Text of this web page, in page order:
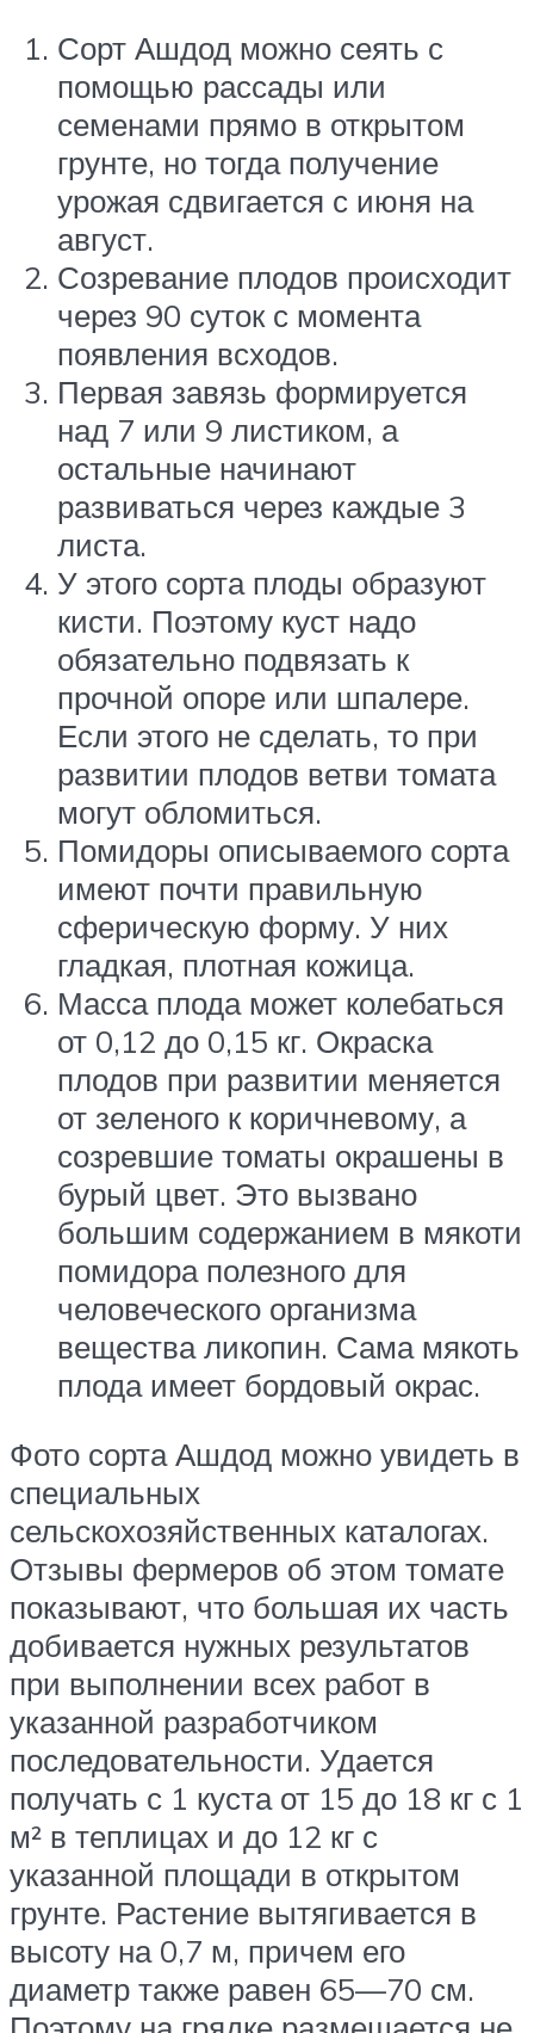
Сорт Ашдод можно сеять с
помощью рассады или
семенами прямо в открытом
грунте, но тогда получение
урожая сдвигается с июня на
август.
Созревание плодов происходит
через 90 суток с момента
появления всходов.
Первая завязь формируется
над 7 или 9 листиком, а
остальные начинают
развиваться через каждые 3
листа.
У этого сорта плоды образуют
кисти. Поэтому куст надо
обязательно подвязать к
прочной опоре или шпалере.
Если этого не сделать, то при
развитии плодов ветви томата
могут обломиться.
Помидоры описываемого сорта
имеют почти правильную
сферическую форму. У них
гладкая, плотная кожица.
Масса плода может колебаться
от 0,12 до 0,15 кг. Окраска
плодов при развитии меняется
от зеленого к коричневому, а
созревшие томаты окрашены в
бурый цвет. Это вызвано
большим содержанием в мякоти
помидора полезного для
человеческого организма
вещества ликопин. Сама мякоть
плода имеет бордовый окрас.
Фото сорта Ашдод можно увидеть в
специальных
сельскохозяйственных каталогах.
Отзывы фермеров об этом томате
показывают, что большая их часть
добивается нужных результатов
при выполнении всех работ в
указанной разработчиком
последовательности. Удается
получать с 1 куста от 15 до 18 кг с 1
м² в теплицах и до 12 кг с
указанной площади в открытом
грунте. Растение вытягивается в
высоту на 0,7 м, причем его
диаметр также равен 65—70 см.